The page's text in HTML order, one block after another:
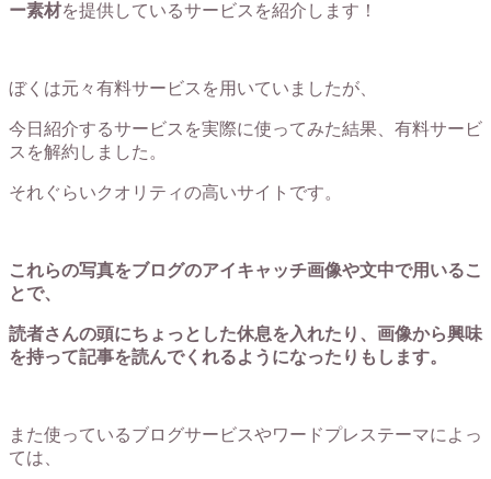
ー素材を提供しているサービスを紹介します！
ぼくは元々有料サービスを用いていましたが、
今日紹介するサービスを実際に使ってみた結果、有料サービ
スを解約しました。
それぐらいクオリティの高いサイトです。
これらの写真をブログのアイキャッチ画像や文中で用いるこ
とで、
読者さんの頭にちょっとした休息を入れたり、画像から興味
を持って記事を読んでくれるようになったりもします。
また使っているブログサービスやワードプレステーマによっ
ては、